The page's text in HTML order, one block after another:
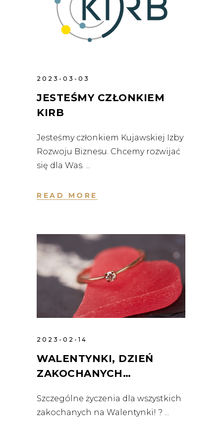
2023-03-03
JESTEŚMY CZŁONKIEM
KIRB
Jesteśmy członkiem Kujawskiej Izby
Rozwoju Biznesu. Chcemy rozwijać
się dla Was.
READ MORE
2023-02-14
WALENTYNKI, DZIEŃ
ZAKOCHANYCH…
Szczególne życzenia dla wszystkich
zakochanych na Walentynki! ?